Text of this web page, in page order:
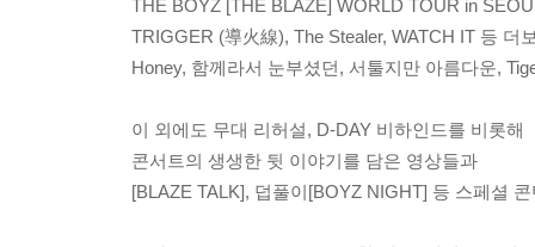
THE BOYZ [THE BLAZE] WORLD TOUR in
TRIGGER (導火線), The Stealer, WATCH IT 등 더
Honey, 함께라서 눈부셨던, 서툴지만 아름다운,
이 외에도 무대 리허설, D-DAY 비하인드를 비롯해
콘서트의 생생한 뒷 이야기를 담은 영상들과
[BLAZE TALK], 덥풀이[BOYZ NIGHT] 등 스페셜